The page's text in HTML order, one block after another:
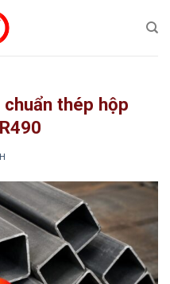
thép hộp